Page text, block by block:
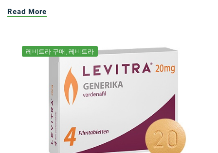
Read More
레비트라 구매 레비트라